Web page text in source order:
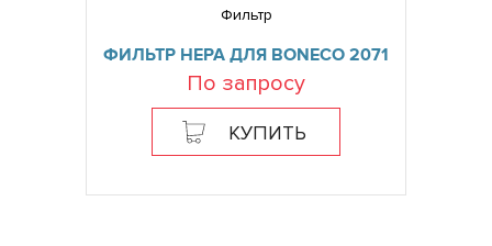
Фильтр
ФИЛЬТР HEPA ДЛЯ BONECO 2071
По запросу
КУПИТЬ